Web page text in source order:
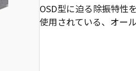
OSD型に迫る除振特性
使用されている、オー